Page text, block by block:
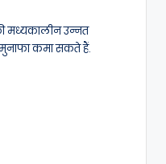
मध्यकालीन उन्नत
मुनाफा कमा सकते हैं.